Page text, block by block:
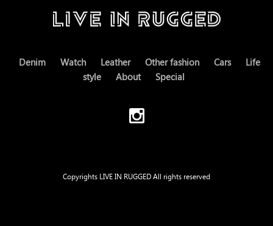
Denim Watch Leather Other fashion Cars
Life
style
About Special
Copyrights LIVE IN RUGGED All rights reserved